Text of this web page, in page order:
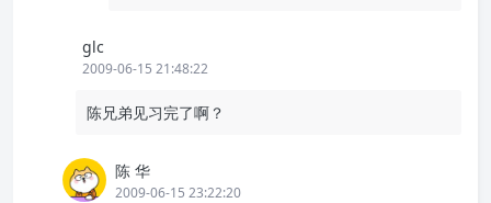
glc
2009-06-15 21:48:22
陈兄弟见习完了啊？
陈 华
2009-06-15 23:22:20